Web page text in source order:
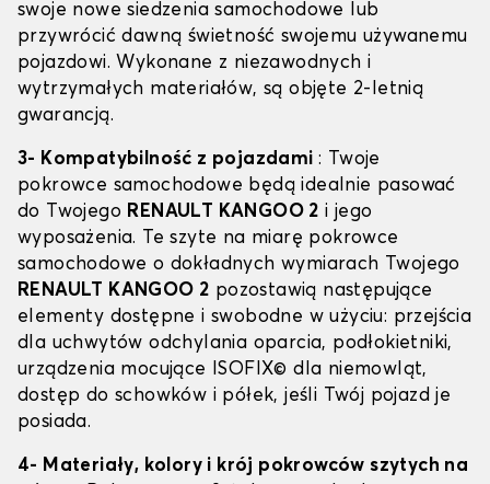
swoje nowe siedzenia samochodowe lub
przywrócić dawną świetność swojemu używanemu
pojazdowi. Wykonane z niezawodnych i
wytrzymałych materiałów, są objęte 2-letnią
gwarancją.
3- Kompatybilność z pojazdami : Twoje
pokrowce samochodowe będą idealnie pasować
do Twojego RENAULT KANGOO 2 i jego
wyposażenia. Te szyte na miarę pokrowce
samochodowe o dokładnych wymiarach Twojego
RENAULT KANGOO 2 pozostawią następujące
elementy dostępne i swobodne w użyciu: przejścia
dla uchwytów odchylania oparcia, podłokietniki,
urządzenia mocujące ISOFIX© dla niemowląt,
dostęp do schowków i półek, jeśli Twój pojazd je
posiada.
4- Materiały, kolory i krój pokrowców szytych na